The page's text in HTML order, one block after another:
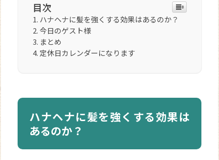
目次
ハナヘナに髪を強くする効果はあるのか？
今日のゲスト様
まとめ
定休日カレンダーになります
ハナヘナに髪を強くする効果は
あるのか？